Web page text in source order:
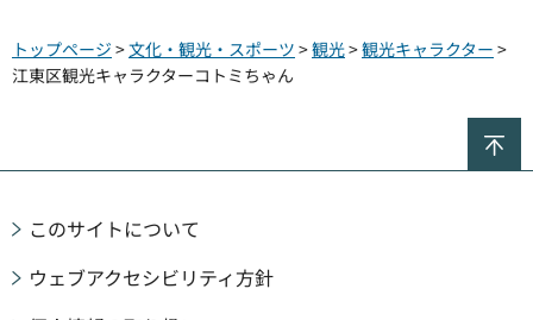
トップページ >文化・観光・スポーツ >観光>観光キャラクター >
江東区観光キャラクターコトミちゃん
このサイトについて
ウェブアクセシビリティ方針